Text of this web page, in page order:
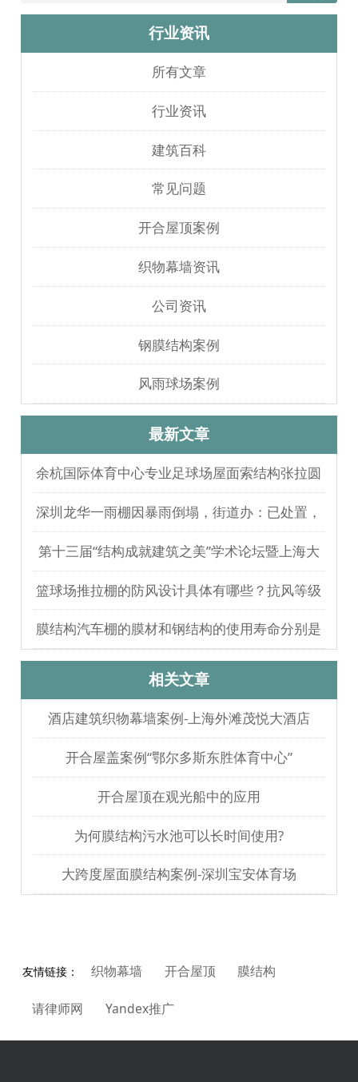
行业资讯
所有文章
行业资讯
建筑百科
常见问题
开合屋顶案例
织物幕墙资讯
公司资讯
钢膜结构案例
风雨球场案例
最新文章
余杭国际体育中心专业足球场屋面索结构张拉圆
满完成
深圳龙华一雨棚因暴雨倒塌，街道办：已处置，
无人员伤亡
第十三届“结构成就建筑之美”学术论坛暨上海大
歌剧院观摩
篮球场推拉棚的防风设计具体有哪些？抗风等级
如何测试验证？
膜结构汽车棚的膜材和钢结构的使用寿命分别是
多久？
相关文章
酒店建筑织物幕墙案例-上海外滩茂悦大酒店
开合屋盖案例“鄂尔多斯东胜体育中心”
开合屋顶在观光船中的应用
为何膜结构污水池可以长时间使用?
大跨度屋面膜结构案例-深圳宝安体育场
友情链接： 织物幕墙 开合屋顶 膜结构
请律师网 Yandex推广